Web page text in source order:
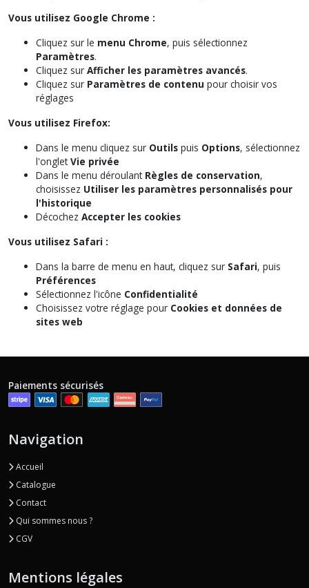
Vous utilisez Google Chrome :
Cliquez sur le menu Chrome, puis sélectionnez
Paramètres.
Cliquez sur Afficher les paramètres avancés.
Cliquez sur Paramètres de contenu pour choisir vos
réglages
Vous utilisez Firefox:
Dans le menu cliquez sur Outils puis Options, sélectionnez
l'ongletVie privée
Dans le menu déroulant Règles de conservation,
choisissez Utiliser les paramètres personnalisés pour
l'historique
Décochez Accepter les cookies
Vous utilisez Safari :
Dans la barre de menu en haut, cliquez sur Safari, puis
Préférences
Sélectionnez l'icône Confidentialité
Choisissez votre réglage pour Cookies et données de
sites web
Paiements sécurisés
Navigation
Accueil
Catalogue
Contact
Qui sommes nous ?
CGV
Mentions légales